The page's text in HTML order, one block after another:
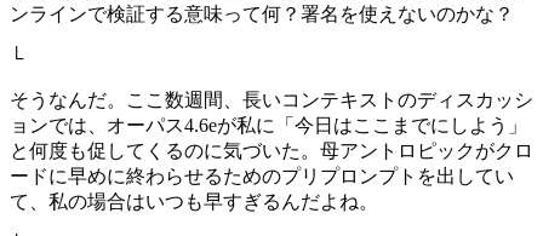
ンラインで検証する意味って何？署名を使えないのかな？
└
そうなんだ。ここ数週間、長いコンテキストのディスカッシ
ョンでは、オーパス4.6eが私に「今日はここまでにしよう」
と何度も促してくるのに気づいた。母アントロピックがクロ
ードに早めに終わらせるためのプリプロンプトを出してい
て、私の場合はいつも早すぎるんだよね。